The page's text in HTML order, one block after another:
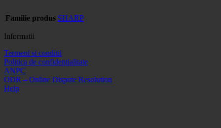
Familie produs SHARP
Informatii
Termeni si conditii
Politica de confidentialitate
ANPC
ODR – Online Dispute Resolution
Help